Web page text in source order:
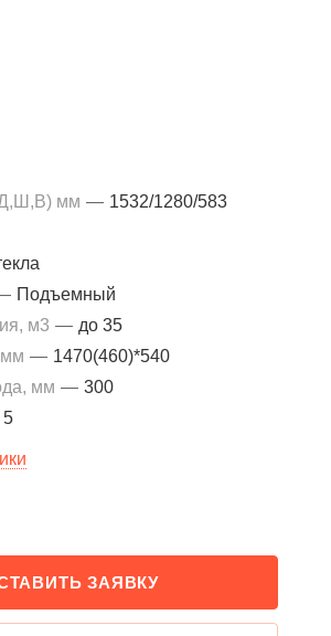
мм — 1532/1280/583
Подъемный
м3 — до 35
— 1470(460)*540
мм — 300
5
ЗАЯВКУ